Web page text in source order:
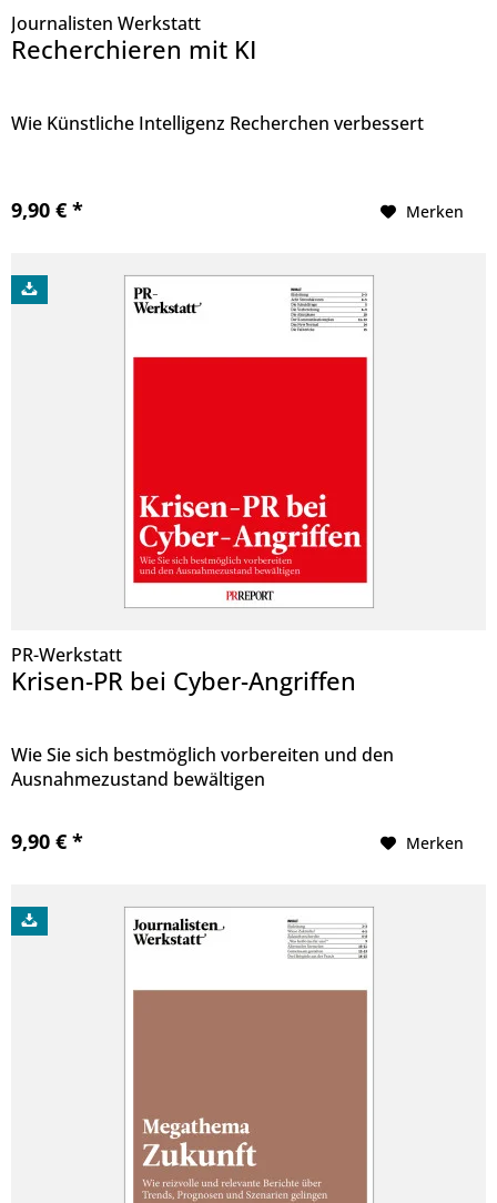
Journalisten Werkstatt
Recherchieren mit KI
Wie Künstliche Intelligenz Recherchen verbessert
9,90 € * Merken
PR-Werkstatt
Krisen-PR bei Cyber-Angriffen
Wie Sie sich bestmöglich vorbereiten und den
Ausnahmezustand bewältigen
9,90 € * Merken